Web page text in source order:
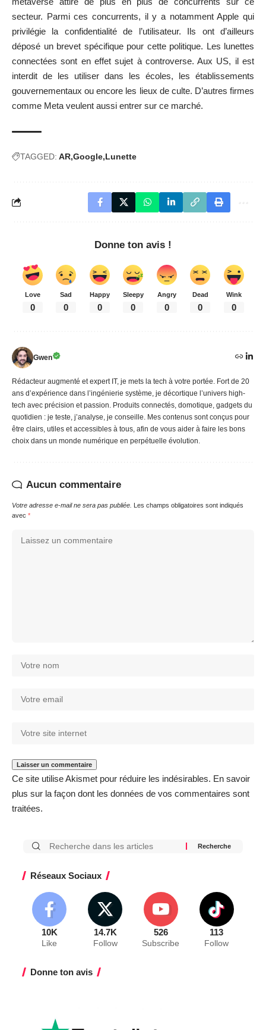
secteur. Parmi ces concurrents, il y a notamment Apple qui
privilégie la confidentialité de l’utilisateur. Ils ont d’ailleurs
déposé un brevet spécifique pour cette politique. Les lunettes
connectées sont en effet sujet à controverse. Aux US, il est
interdit de les utiliser dans les écoles, les établissements
gouvernementaux ou encore les lieux de culte. D’autres firmes
comme Meta veulent aussi entrer sur ce marché.
TAGGED: AR Google Lunette
Donne ton avis !
Love
0
Sad
0
Happy
0
Sleepy
0
Angry
0
Dead
0
Wink
0
Gwen
Rédacteur augmenté et expert IT, je mets la tech à votre portée. Fort de 20
ans d’expérience dans l’ingénierie système, je décortique l’univers high-
tech avec précision et passion. Produits connectés, domotique, gadgets du
quotidien : je teste, j’analyse, je conseille. Mes contenus sont conçus pour
être clairs, utiles et accessibles à tous, afin de vous aider à faire les bons
choix dans un monde numérique en perpétuelle évolution.
Aucun commentaire
Votre adresse e-mail ne sera pas publiée. Les champs obligatoires sont indiqués
avec *
Ce site utilise Akismet pour réduire les indésirables. En savoir
plus sur la façon dont les données de vos commentaires sont
traitées.
Réseaux Sociaux
10K
Like
14.7K
Follow
526
Subscribe
113
Follow
Donne ton avis